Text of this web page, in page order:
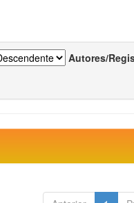
Autores/